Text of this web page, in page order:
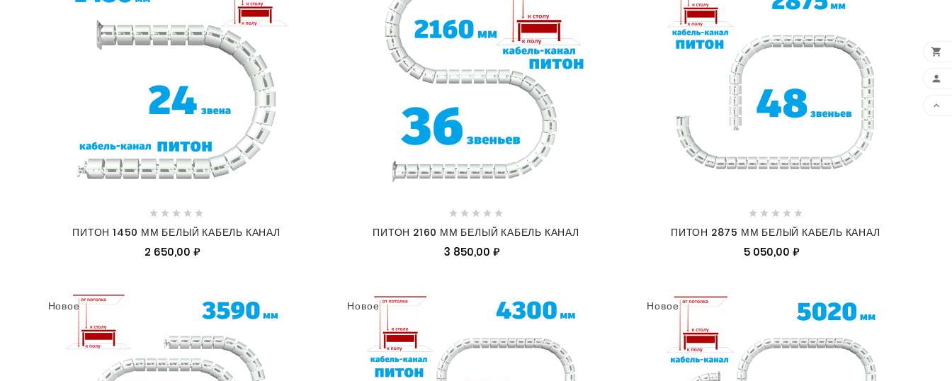
    
ПИТОН 1450 ММ БЕЛЫЙ КАБЕЛЬ КАНАЛ
2 650,00 ₽
    
ПИТОН 2160 ММ БЕЛЫЙ КАБЕЛЬ КАНАЛ
3 850,00 ₽
    
ПИТОН 2875 ММ БЕЛЫЙ КАБЕЛЬ КАНАЛ
5 050,00 ₽
Новое Новое Новое


